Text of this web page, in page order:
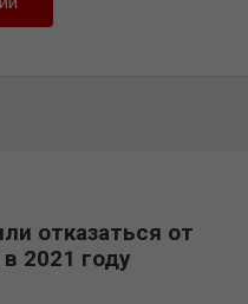
отказаться от
2021 году